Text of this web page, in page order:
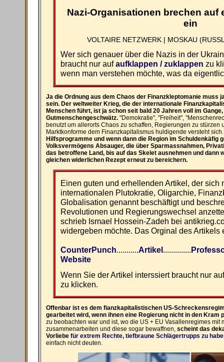
Nazi-Organisationen brechen auf
ein
VOLTAIRE NETZWERK | MOSKAU
Wer sich genauer über die Nazis in der
braucht nur aufaufklappen / zuklappen zu
wenn man verstehen möchte, was da
Ja die Ordnung aus dem Chaos der Finanzkleptomanie muss
sein. Der weltweiter Krieg, die der internationale
Menschen führt, ist ja schon seit bald 20 Jahren voll im
Gutmenschengeschwätz. "Demokratie", "Freiheit",
benutzt um allerorts Chaos zu schaffen, Regierungen zu stürzen
Marktkonforme dem Finanzkapitalismus huldigende versteht
Hilfsprogramme und wenn dann die Region im Schuldenkäfig
Volksvermögens Absauger, die über Sparmassnahmen,
das betroffene Land, bis auf das Skelet ausnehmen und dann
gleichen widerlichen Rezept erneut zu bereichern.
Einen guten und erhellenden Artikel, der sich
internationalen Plutokratie, Oligarchie,
Globalisation genannt beschäftigt und
Revolutionen und Regierungswechsel
schrieb Ismael Hossein-Zadeh bei
widergeben möchte. Das Orginal des Artikels
CounterPunch...........Artikel..............
Website
Wenn Sie der Artikel interssiert braucht nur
zu klicken.
Offenbar ist es dem fianzkapitalistischen US-
gearbeitet wird, wenn ihnen eine Regierung nicht in den Kram
zu beobachten war und ist, wo die US + EU Vasallenregimes mit
zusammenarbeiten und diese sogar bewaffnen, scheint das
Vorliebe für extrem Rechte, tiefbraune Schlägertrupps zu
einfach nicht deuten.